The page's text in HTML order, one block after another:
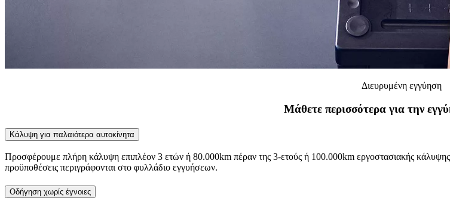
Διευρυμένη εγγύηση
Μάθετε περισσότερα για την
Κάλυψη για παλαιότερα αυτοκίνητα
Προσφέρουμε πλήρη κάλυψη επιπλέον 3 ετών ή 80.000km πέραν της 3-ετούς ή 100.000km εργοστασιακής
προϋποθέσεις περιγράφονται στο φυλλάδιο εγγυήσεων.
Οδήγηση χωρίς έγνοιες